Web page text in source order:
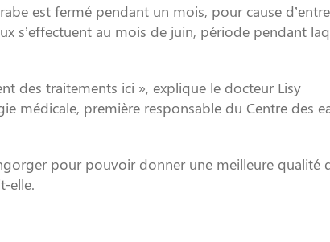
est fermé pendant un mois, pour cause
s’effectuent au mois de juin, période pendant
des traitements ici », explique le docteur Lisy
médicale, première responsable du Centre des
pour pouvoir donner une meilleure qualité
elle.